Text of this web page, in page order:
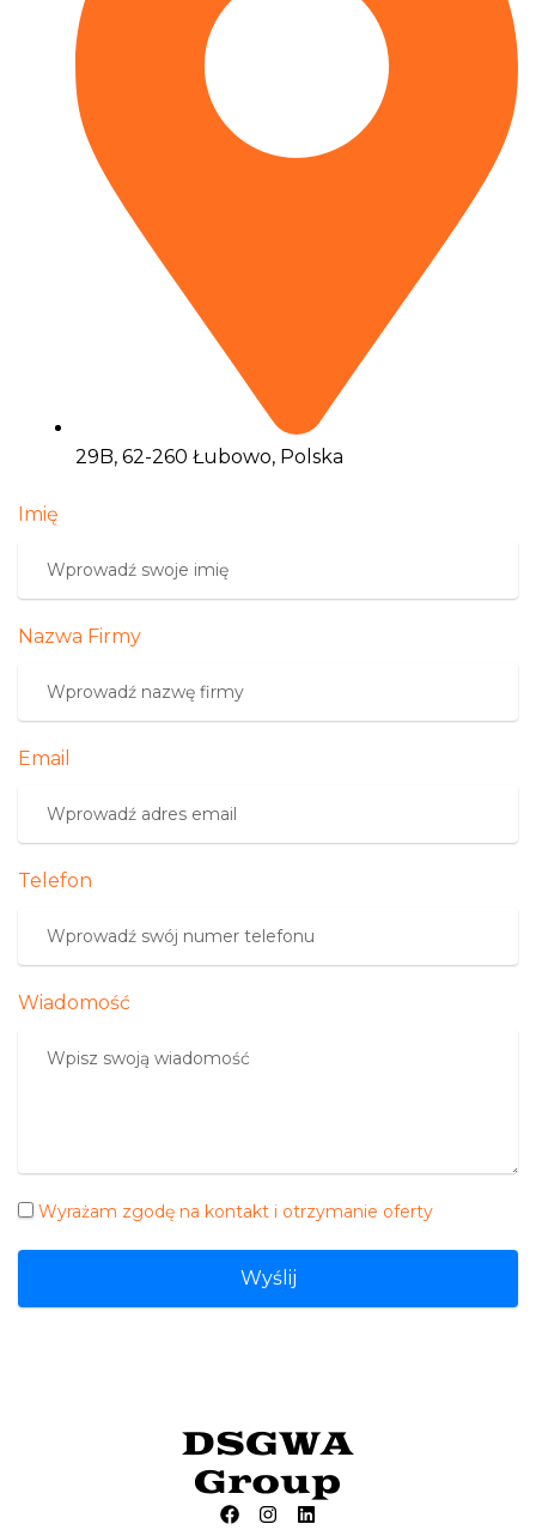
29B, 62-260 Łubowo, Polska
Imię
Nazwa Firmy
Email
Telefon
Wiadomość
Wyrażam zgodę na kontakt i otrzymanie oferty
Wyślij